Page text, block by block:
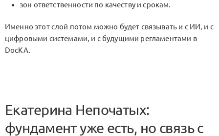
зон ответственности по качеству и срокам.
Именно этот слой потом можно будет связывать и с ИИ, и с
цифровыми системами, и с будущими регламентами в
DocKA.
Екатерина Непочатых:
фундамент уже есть, но связь с